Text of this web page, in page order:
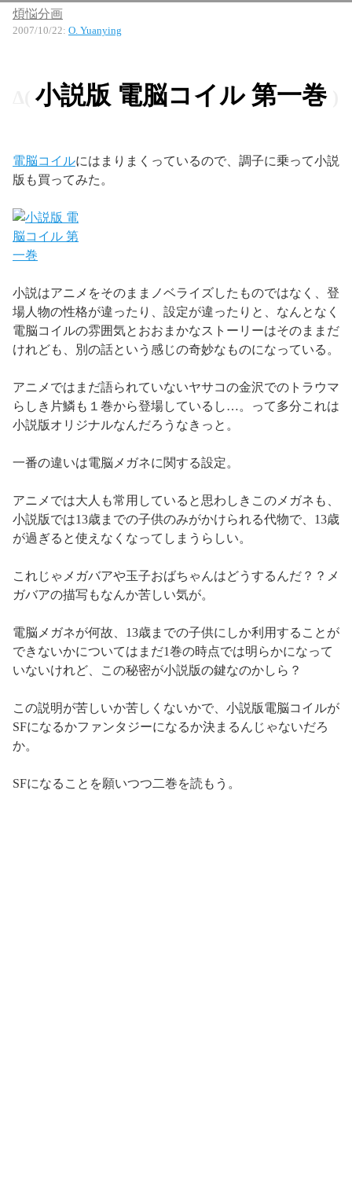
煩悩分画
2007/10/22: O. Yuanying
小説版 電脳コイル 第一巻
電脳コイルにはまりまくっているので、調子に乗って小説
版も買ってみた。
小説はアニメをそのままノベライズしたものではなく、登
場人物の性格が違ったり、設定が違ったりと、なんとなく
電脳コイルの雰囲気とおおまかなストーリーはそのままだ
けれども、別の話という感じの奇妙なものになっている。
アニメではまだ語られていないヤサコの金沢でのトラウマ
らしき片鱗も１巻から登場しているし…。って多分これは
小説版オリジナルなんだろうなきっと。
一番の違いは電脳メガネに関する設定。
アニメでは大人も常用していると思わしきこのメガネも、
小説版では13歳までの子供のみがかけられる代物で、13歳
が過ぎると使えなくなってしまうらしい。
これじゃメガバアや玉子おばちゃんはどうするんだ？？メ
ガバアの描写もなんか苦しい気が。
電脳メガネが何故、13歳までの子供にしか利用することが
できないかについてはまだ1巻の時点では明らかになって
いないけれど、この秘密が小説版の鍵なのかしら？
この説明が苦しいか苦しくないかで、小説版電脳コイルが
SFになるかファンタジーになるか決まるんじゃないだろ
か。
SFになることを願いつつ二巻を読もう。